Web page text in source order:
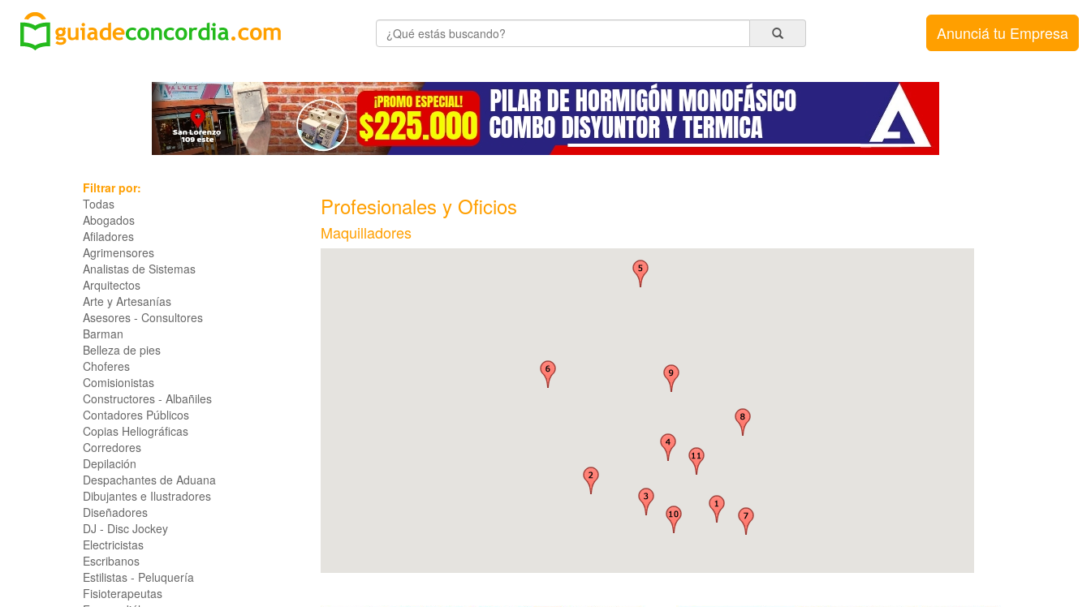
Anunciá tu Empresa
Filtrar por:
Todas
Abogados
Afiladores
Agrimensores
Analistas de Sistemas
Arquitectos
Arte y Artesanías
Asesores - Consultores
Barman
Belleza de pies
Choferes
Comisionistas
Constructores - Albañiles
Contadores Públicos
Copias Heliográficas
Corredores
Depilación
Despachantes de Aduana
Dibujantes e Ilustradores
Diseñadores
DJ - Disc Jockey
Electricistas
Escribanos
Estilistas - Peluquería
Fisioterapeutas
Profesionales y Oficios
Maquilladores